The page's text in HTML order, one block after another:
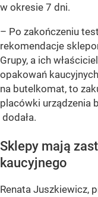
w okresie 7 dni.
– Po zakończeniu
rekomendacje
Grupy, a ich
opakowań
na butelkomat, to
placówki urządzenia
dodała.
Sklepy mają
kaucyjnego
Renata Juszkiewicz,